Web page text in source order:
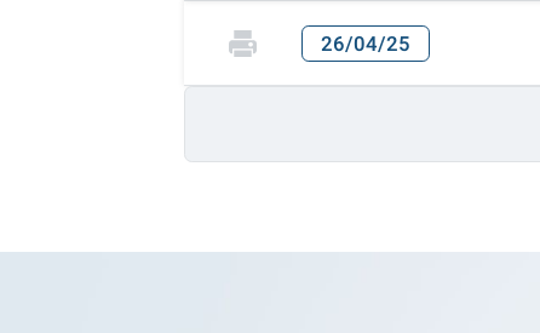
26/04/25